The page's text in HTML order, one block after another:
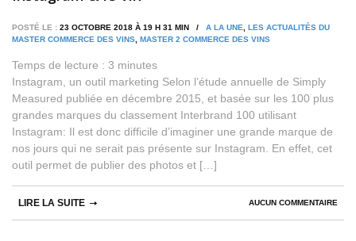
POSTÉ LE : 23 OCTOBRE 2018 À 19 H 31 MIN / A LA UNE
LES ACTUALITÉS DU
MASTER COMMERCE DES VINS MASTER 2 COMMERCE DES VINS
Temps de lecture : 3 minutes
Instagram, un outil marketing Selon l’étude annuelle de Simply
Measured publiée en décembre 2015, et basée sur les 100 plus
grandes marques du classement Interbrand 100 utilisant
Instagram: Il est donc difficile d’imaginer une grande marque de
nos jours qui ne serait pas présente sur Instagram. En effet, cet
outil permet de publier des photos et […]
AUCUN COMMENTAIRE
LIRE LA SUITE